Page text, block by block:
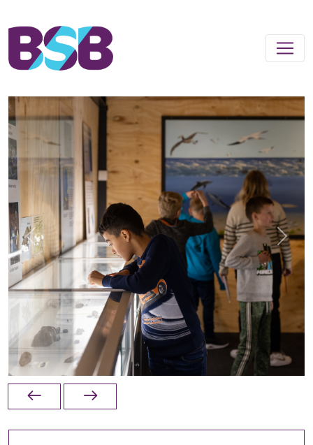
Previous Next